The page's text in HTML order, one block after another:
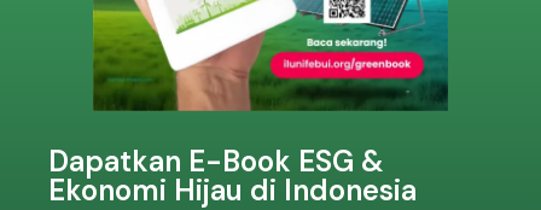
Dapatkan E-Book ESG &
Ekonomi Hijau di Indonesia